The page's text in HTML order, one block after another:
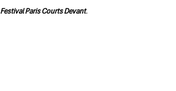
Festival Paris Courts Devant.